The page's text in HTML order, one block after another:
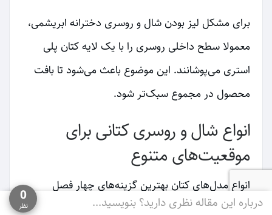
برای مشکل لیز بودن شال و روسری دخترانه ابریشمی،
معمولا سطح داخلی روسری را با یک لایه کتان پلی
استری می‌پوشانند. این موضوع باعث می‌شود تا بافت
محصول در مجموع سبک‌تر شود.
انواع شال و روسری کتانی برای
موقعیت‌های متنوع
انواع مدل‌های کتان بهترین گزینه‌های چهار فصل
هستند که قابلیت تنفس خوبی دارند. این پارچه‌ها به
درباره این مقاله نظری دارید؟ بنویسید... 0
نظر